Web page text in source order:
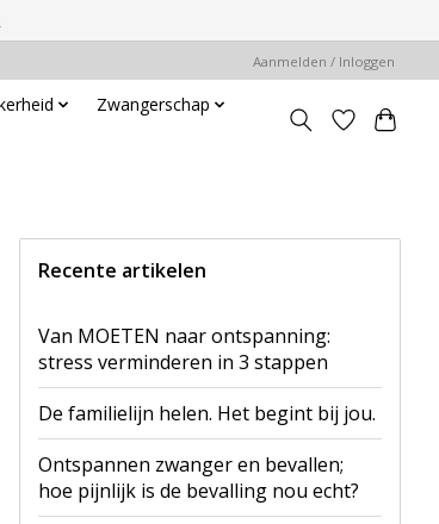
Aanmelden / Inloggen
Zwangerschap
Recente artikelen
Van MOETEN naar ontspanning:
stress verminderen in 3 stappen
De familielijn helen. Het begint bij jou.
Ontspannen zwanger en bevallen;
hoe pijnlijk is de bevalling nou echt?